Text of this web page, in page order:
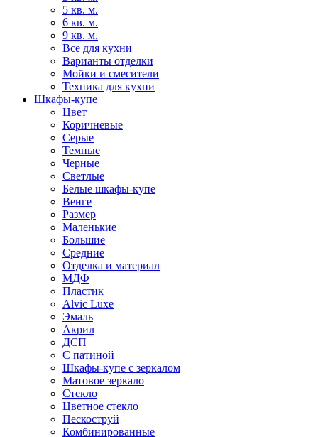
5 кв. м.
6 кв. м.
9 кв. м.
Все для кухни
Варианты отделки
Мойки и смесители
Техника для кухни
Шкафы-купе
Цвет
Коричневые
Серые
Темные
Черные
Светлые
Белые шкафы-купе
Венге
Размер
Маленькие
Большие
Средние
Отделка и материал
МДФ
Пластик
Alvic Luxe
Эмаль
Акрил
ДСП
С патиной
Шкафы-купе с зеркалом
Матовое зеркало
Стекло
Цветное стекло
Пескоструй
Комбинированные